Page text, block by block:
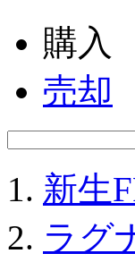
購入
売却
新生
ラグ